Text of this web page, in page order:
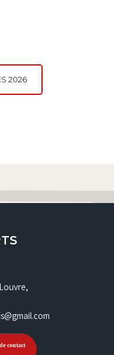
2026
contact